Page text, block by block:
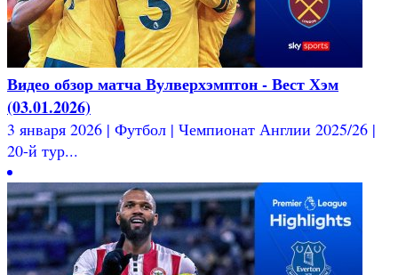
Видео обзор матча Вулверхэмптон - Вест Хэм
(03.01.2026)
3 января 2026 | Футбол | Чемпионат Англии 2025/26 |
20-й тур...